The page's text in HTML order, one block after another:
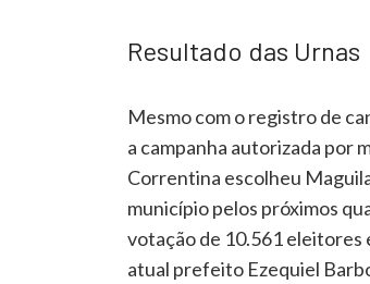
Resultado das Urnas
Mesmo com o registro de
a campanha autorizada por
Correntina escolheu
município pelos próximos
votação de 10.561 eleitores
atual prefeito Ezequiel